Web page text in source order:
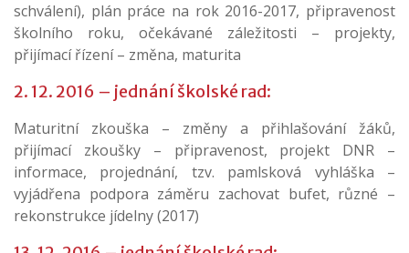
schválení), plán práce na rok 2016-2017, připravenost
školního roku, očekávané záležitosti – projekty,
přijímací řízení – změna, maturita
2. 12. 2016 – jednání školské rad:
Maturitní zkouška – změny a přihlašování žáků,
přijímací zkoušky – připravenost, projekt DNR –
informace, projednání, tzv. pamlsková vyhláška –
vyjádřena podpora záměru zachovat bufet, různé –
rekonstrukce jídelny (2017)